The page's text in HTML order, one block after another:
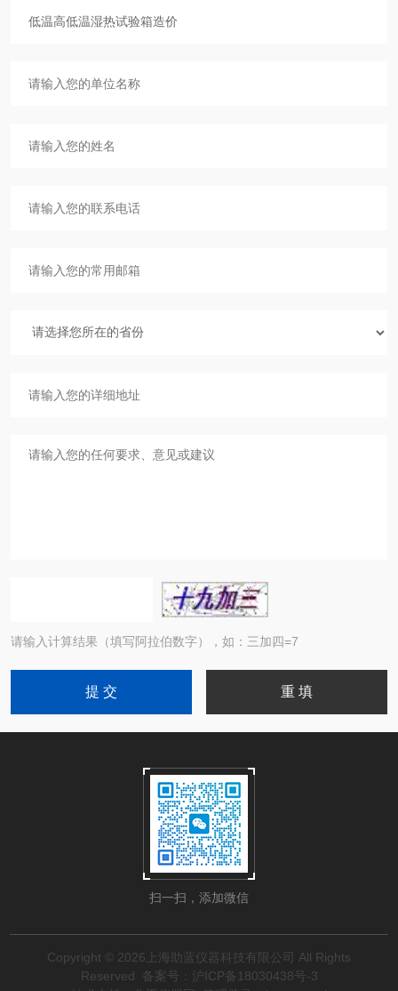
请输入计算结果（填写阿拉伯数字），如：三加四=7
扫一扫，添加微信
Copyright © 2026上海助蓝仪器科技有限公司 All Rights
Reserved
备案号：沪ICP备18030438号-3